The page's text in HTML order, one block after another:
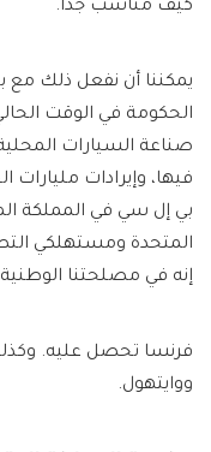
كيف مناسب جدا.
يمكننا أن نفعل ذلك
الحكومة في الوقت
صناعة السيارات
فيها، وإيرادات مليارات
بي إل سي في المملكة
المتحدة ومستهلكي
إنه في مصلحتنا
فرنسا تحصل عليه.
ووايتهول.